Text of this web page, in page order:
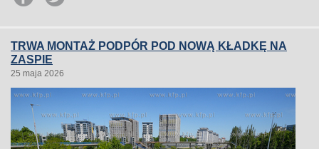
TRWA MONTAŻ PODPÓR POD NOWĄ KŁADKĘ NA
ZASPIE
25 maja 2026